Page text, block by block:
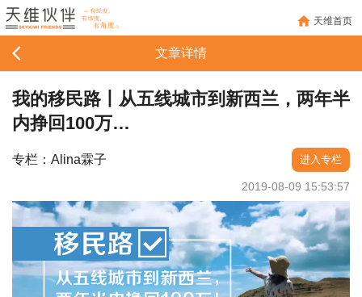
天维首页
文章详情
我的移民路丨从五线城市到新西兰，两年半
内挣回100万…
专栏：Alina霖子 进入专栏
2019-08-09 15:53:57